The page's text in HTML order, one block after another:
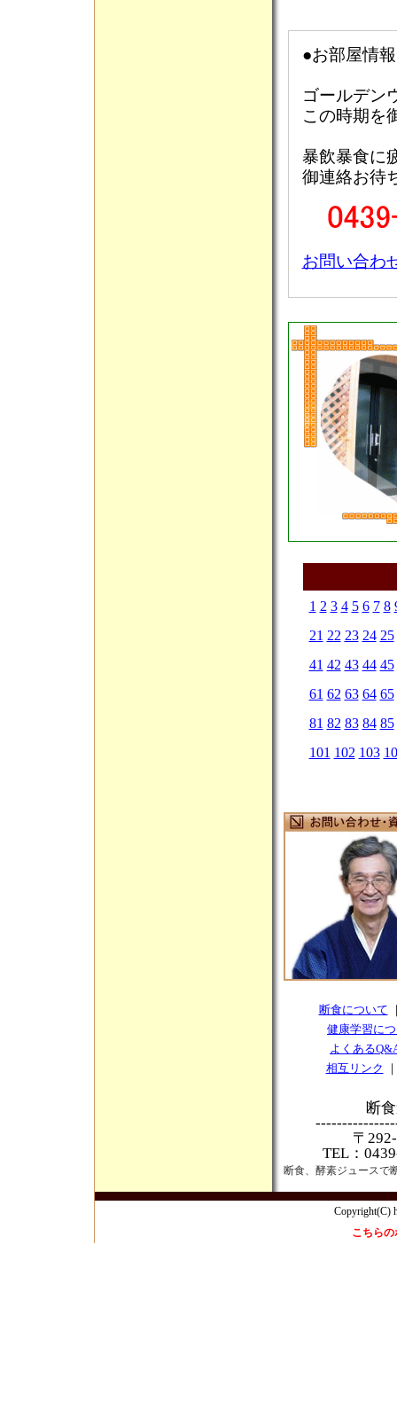
●お部屋情報
ゴールデン
この時期を
暴飲暴食に
御連絡お待
お問い合わ
1 2 3 4 5 6 7 8
21 22 23 24 25
41 42 43 44 45
61 62 63 64 65
81 82 83 84 85
101 102 103
断食について
健康学習に
よくある
相互リンク
断
〒
TEL：
断食、酵素ジュースで
Copyright(C)
こちら